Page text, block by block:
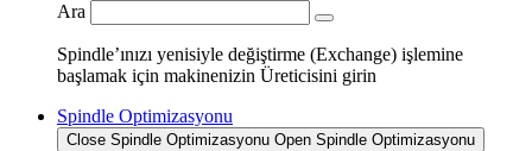
Ara
Spindle’ınızı yenisiyle değiştirme (Exchange) işlemine
başlamak için makinenizin Üreticisini girin
Spindle Optimizasyonu
Close Spindle Optimizasyonu Open Spindle Optimizasyonu